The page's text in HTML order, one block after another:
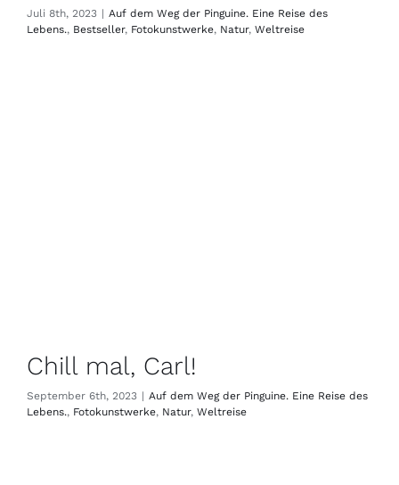
Juli 8th, 2023 | Auf dem Weg der Pinguine. Eine Reise des
Lebens., Bestseller, Fotokunstwerke, Natur, Weltreise
Chill mal, Carl!
September 6th, 2023 | Auf dem Weg der Pinguine. Eine Reise des
Lebens., Fotokunstwerke, Natur, Weltreise